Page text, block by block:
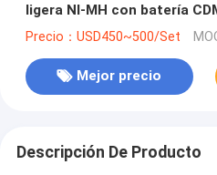
ligera NI-MH con batería
para un manejo fácil
Precio：USD450~500/Set
Mejor precio
Descripción De Producto